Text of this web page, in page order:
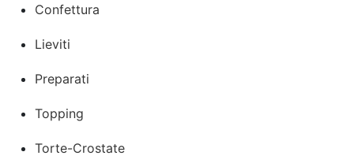
Confettura
Lieviti
Preparati
Topping
Torte-Crostate